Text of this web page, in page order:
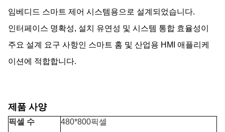
임베디드 스마트 제어 시스템용으로 설계되었습니다.
인터페이스 명확성, 설치 유연성 및 시스템 통합 효율성이
주요 설계 요구 사항인 스마트 홈 및 산업용 HMI 애플리케
이션에 적합합니다.
제품 사양
픽셀 수 480*800픽셀